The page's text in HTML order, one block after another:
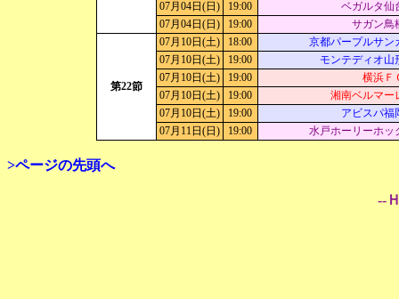
07月04日(日) 19:00
ベガルタ仙
07月04日(日)
19:00 サガン鳥
第22節
07月10日(土) 18:00
京都パープルサン
07月10日(土)
19:00
モンテディオ山
07月10日(土)
19:00
横浜Ｆ
07月10日(土)
19:00
湘南ベルマー
07月10日(土)
19:00
アビスパ福
07月11日(日)
19:00 水戸ホーリーホッ
>ページの先頭へ
--